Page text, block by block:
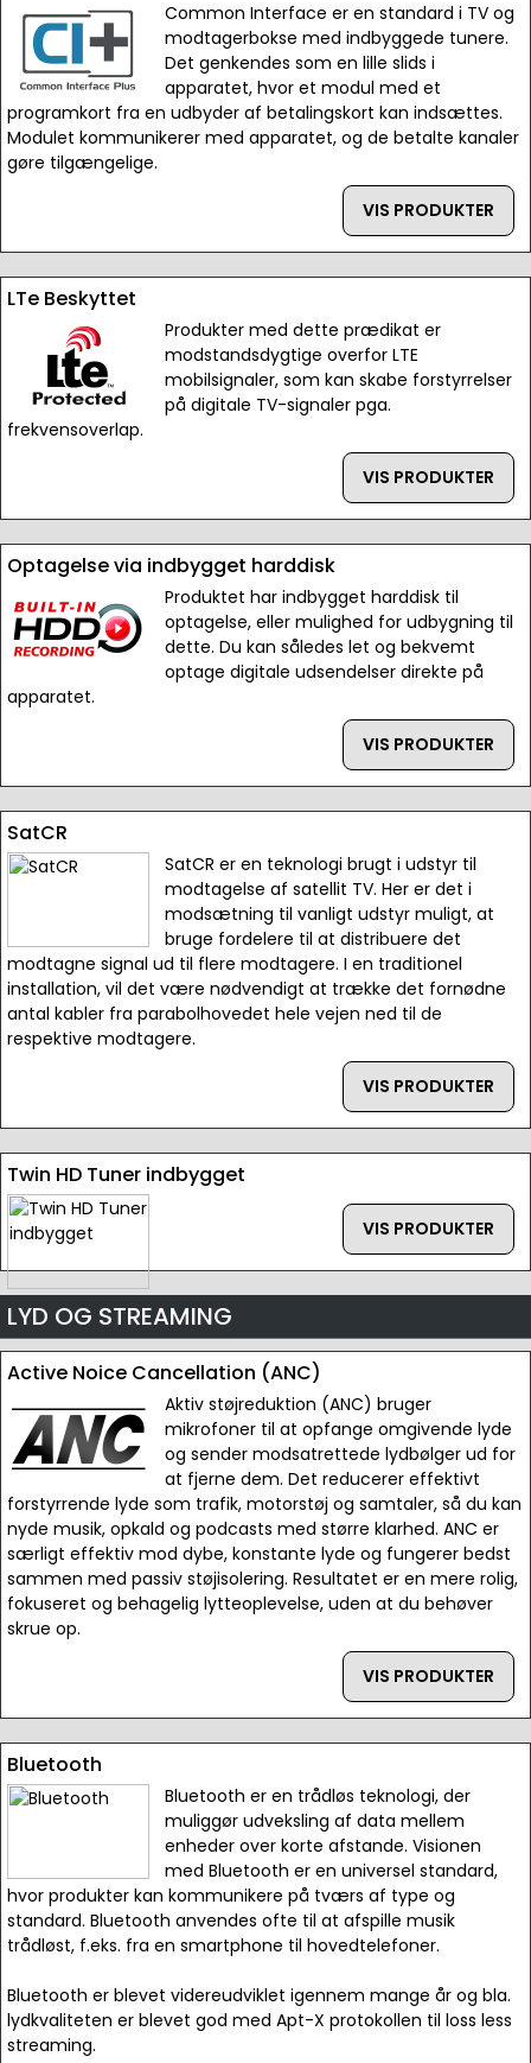
Common Interface er en standard i TV og
modtagerbokse med indbyggede tunere.
Det genkendes som en lille slids i
apparatet, hvor et modul med et
programkort fra en udbyder af betalingskort kan indsættes.
Modulet kommunikerer med apparatet, og de betalte kanaler
gøre tilgængelige.
VIS PRODUKTER
LTe Beskyttet
Produkter med dette prædikat er
modstandsdygtige overfor LTE
mobilsignaler, som kan skabe forstyrrelser
på digitale TV-signaler pga.
frekvensoverlap.
VIS PRODUKTER
Optagelse via indbygget harddisk
Produktet har indbygget harddisk til
optagelse, eller mulighed for udbygning til
dette. Du kan således let og bekvemt
optage digitale udsendelser direkte på
apparatet.
VIS PRODUKTER
SatCR
SatCR er en teknologi brugt i udstyr til
modtagelse af satellit TV. Her er det i
modsætning til vanligt udstyr muligt, at
bruge fordelere til at distribuere det
modtagne signal ud til flere modtagere. I en traditionel
installation, vil det være nødvendigt at trække det fornødne
antal kabler fra parabolhovedet hele vejen ned til de
respektive modtagere.
VIS PRODUKTER
Twin HD Tuner indbygget
VIS PRODUKTER
LYD OG STREAMING
Active Noice Cancellation (ANC)
Aktiv støjreduktion (ANC) bruger
mikrofoner til at opfange omgivende lyde
og sender modsatrettede lydbølger ud for
at fjerne dem. Det reducerer effektivt
forstyrrende lyde som trafik, motorstøj og samtaler, så du kan
nyde musik, opkald og podcasts med større klarhed. ANC er
særligt effektiv mod dybe, konstante lyde og fungerer bedst
sammen med passiv støjisolering. Resultatet er en mere rolig,
fokuseret og behagelig lytteoplevelse, uden at du behøver
skrue op.
VIS PRODUKTER
Bluetooth
Bluetooth er en trådløs teknologi, der
muliggør udveksling af data mellem
enheder over korte afstande. Visionen
med Bluetooth er en universel standard,
hvor produkter kan kommunikere på tværs af type og
standard. Bluetooth anvendes ofte til at afspille musik
trådløst, f.eks. fra en smartphone til hovedtelefoner.
Bluetooth er blevet videreudviklet igennem mange år og bla.
lydkvaliteten er blevet god med Apt-X protokollen til loss less
streaming.